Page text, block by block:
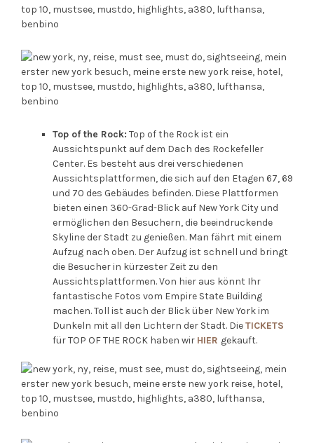
Top of the Rock: Top of the Rock ist ein
Aussichtspunkt auf dem Dach des Rockefeller
Center. Es besteht aus drei verschiedenen
Aussichtsplattformen, die sich auf den Etagen 67, 69
und 70 des Gebäudes befinden. Diese Plattformen
bieten einen 360-Grad-Blick auf New York City und
ermöglichen den Besuchern, die beeindruckende
Skyline der Stadt zu genießen. Man fährt mit einem
Aufzug nach oben. Der Aufzug ist schnell und bringt
die Besucher in kürzester Zeit zu den
Aussichtsplattformen. Von hier aus könnt Ihr
fantastische Fotos vom Empire State Building
machen. Toll ist auch der Blick über New York im
Dunkeln mit all den Lichtern der Stadt. DieTICKETS
für TOP OF THE ROCK haben wir HIER gekauft.